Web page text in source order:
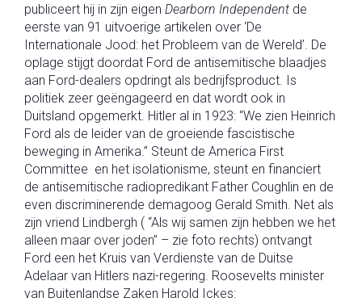
publiceert hij in zijn eigen Dearborn Independent de
eerste van 91 uitvoerige artikelen over ‘De
Internationale Jood: het Probleem van de Wereld’. De
oplage stijgt doordat Ford de antisemitische blaadjes
aan Ford-dealers opdringt als bedrijfsproduct. Is
politiek zeer geëngageerd en dat wordt ook in
Duitsland opgemerkt. Hitler al in 1923: “We zien Heinrich
Ford als de leider van de groeiende fascistische
beweging in Amerika.” Steunt de America First
Committee en het isolationisme, steunt en financiert
de antisemitische radiopredikant Father Coughlin en de
even discriminerende demagoog Gerald Smith. Net als
zijn vriend Lindbergh ( “Als wij samen zijn hebben we het
alleen maar over joden” – zie foto rechts) ontvangt
Ford een het Kruis van Verdienste van de Duitse
Adelaar van Hitlers nazi-regering. Roosevelts minister
van Buitenlandse Zaken Harold Ickes: